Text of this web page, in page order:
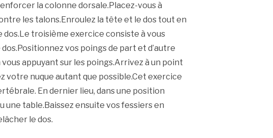
la colonne dorsale.Placez-vous à
les talons.Enroulez la tête et le dos tout en
troisième exercice consiste à vous
vos poings de part et d’autre
appuyant sur les poings.Arrivez à un point
votre nuque autant que possible.Cet exercice
En dernier lieu, dans une position
une table.Baissez ensuite vos fessiers en
le dos.